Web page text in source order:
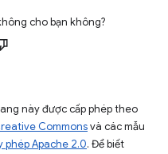
cho bạn không?
này được cấp phép theo
Commonsvà các mẫu
phép Apache 2.0. Để biết